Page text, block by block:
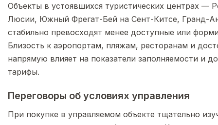
Объекты в устоявшихся туристических центрах —
Люсии, Южный Фрегат-Бей на Сент-Китсе, Гранд-
стабильно превосходят менее доступные или
Близость к аэропортам, пляжам, ресторанам и
напрямую влияет на показатели заполняемости и
тарифы.
Переговоры об условиях управления
При покупке в управляемом объекте тщательно